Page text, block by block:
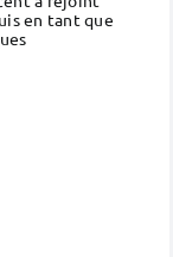
en tant que